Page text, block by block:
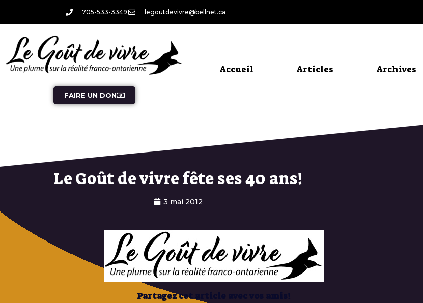
705-533-3349 legoutdevivre@bellnet.ca
FAIRE UN DON
Accueil Articles Archives
Le Goût de vivre fête ses 40 ans!
3 mai 2012
Partagez cet article avec vos amis!